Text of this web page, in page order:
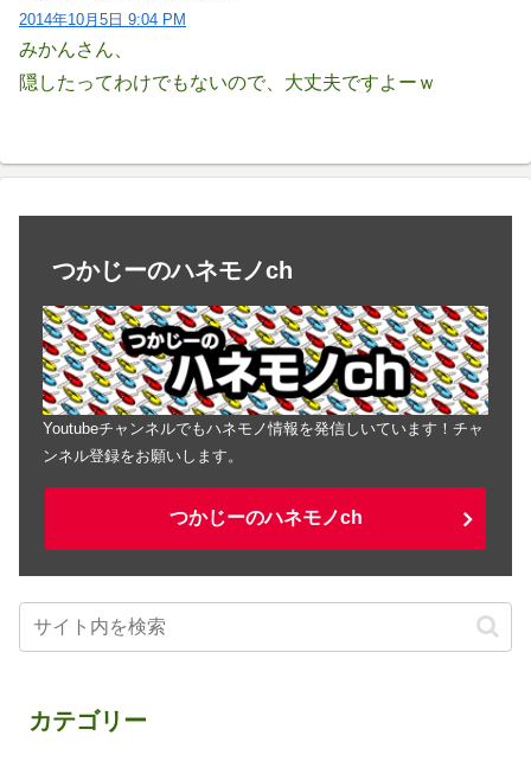
2014年10月5日 9:04 PM
みかんさん、
隠したってわけでもないので、大丈夫ですよーｗ
つかじーのハネモノch
Youtubeチャンネルでもハネモノ情報を発信しいています！チャ
ンネル登録をお願いします。
つかじーのハネモノch
カテゴリー